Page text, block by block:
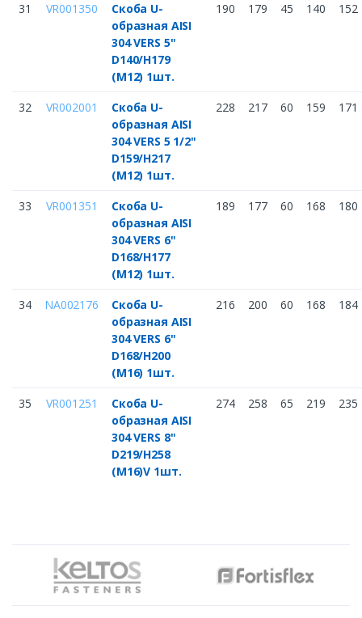
31 VR001350
Скоба U-
образная AISI
304 VERS 5"
D140/H179
(M12) 1шт.
190 179 45 140 152
32 VR002001
Скоба U-
образная AISI
304 VERS 5 1/2"
D159/H217
(M12) 1шт.
228 217 60 159 171
33 VR001351
Скоба U-
образная AISI
304 VERS 6"
D168/H177
(M12) 1шт.
189 177 60 168 180
34 NA002176
Скоба U-
образная AISI
304 VERS 6"
D168/H200
(M16) 1шт.
216 200 60 168 184
35 VR001251
Скоба U-
образная AISI
304 VERS 8"
D219/H258
(M16)V 1шт.
274 258 65 219 235